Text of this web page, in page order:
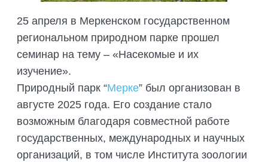
ОБОСНОВАНИЙ
ОРГАНИЗАЦИЯ ТРЕНИНГОВ И
СЕМИНАРОВ, ПОЛЕВЫХ ЭКСКУРСИЙ
ОРГАНИЗАЦИЯ ПОЛЕВЫХ ПРАКТИК,
СТАЖИРОВОК
ОБЩЕСТВОМ ТЕТИС
СЕЛЕВИНИЯ
SAIGA NEWS
25 апреля в Меркенском государственном
региональном природном парке прошел
семинар на тему – «Насекомые и их
изучение».
Природный парк “Мерке” был организован в
августе 2025 года. Его создание стало
возможным благодаря совместной работе
государственных, международных и научных
организаций, в том числе Института зоологии